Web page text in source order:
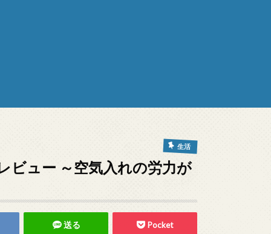
生活
ビュー ～空気入れの労力が
送る Pocket